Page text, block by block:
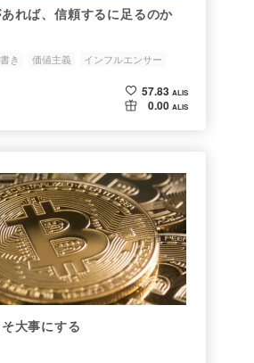
れば、信頼するに足るのか
き 価値主義 インフルエンサー
57.83 ALIS
0.00 ALIS
大事にする